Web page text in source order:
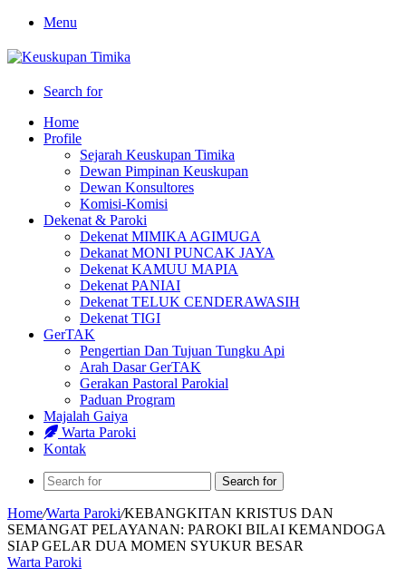
Menu
Search for
Home
Profile
Sejarah Keuskupan Timika
Dewan Pimpinan Keuskupan
Dewan Konsultores
Komisi-Komisi
Dekenat & Paroki
Dekenat MIMIKA AGIMUGA
Dekanat MONI PUNCAK JAYA
Dekenat KAMUU MAPIA
Dekenat PANIAI
Dekenat TELUK CENDERAWASIH
Dekenat TIGI
GerTAK
Pengertian Dan Tujuan Tungku Api
Arah Dasar GerTAK
Gerakan Pastoral Parokial
Paduan Program
Majalah Gaiya
Warta Paroki
Kontak
Search for
Home/Warta Paroki/KEBANGKITAN KRISTUS DAN
SEMANGAT PELAYANAN: PAROKI BILAI KEMANDOGA
SIAP GELAR DUA MOMEN SYUKUR BESAR
Warta Paroki